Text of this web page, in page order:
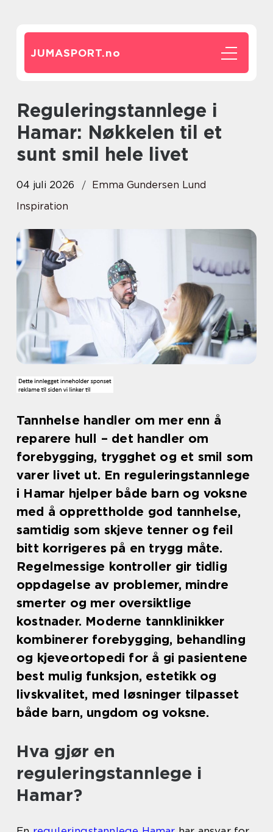
JUMASPORT.no
Reguleringstannlege i
Hamar: Nøkkelen til et
sunt smil hele livet
04 juli 2026
Emma Gundersen Lund
Inspiration
Tannhelse handler om mer enn å
reparere hull – det handler om
forebygging, trygghet og et smil som
varer livet ut. En reguleringstannlege
i Hamar hjelper både barn og voksne
med å opprettholde god tannhelse,
samtidig som skjeve tenner og feil
bitt korrigeres på en trygg måte.
Regelmessige kontroller gir tidlig
oppdagelse av problemer, mindre
smerter og mer oversiktlige
kostnader. Moderne tannklinikker
kombinerer forebygging, behandling
og kjeveortopedi for å gi pasientene
best mulig funksjon, estetikk og
livskvalitet, med løsninger tilpasset
både barn, ungdom og voksne.
Hva gjør en
reguleringstannlege i
Hamar?